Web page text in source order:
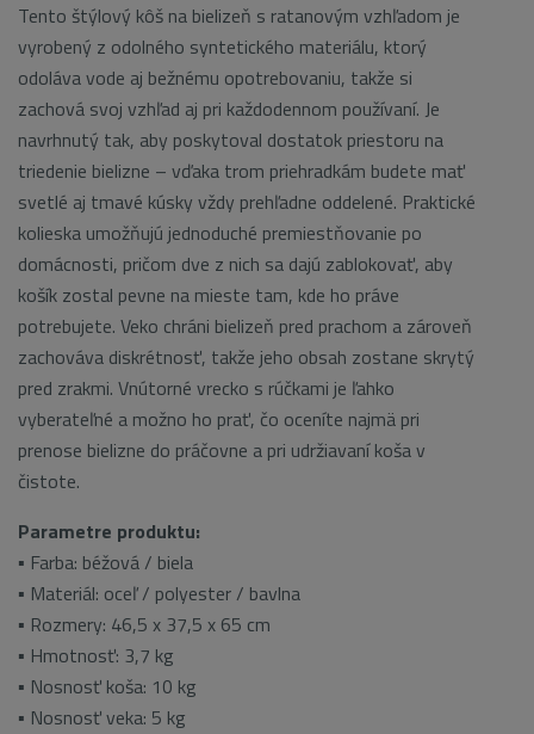
Tento štýlový kôš na bielizeň s ratanovým vzhľadom je
vyrobený z odolného syntetického materiálu, ktorý
odoláva vode aj bežnému opotrebovaniu, takže si
zachová svoj vzhľad aj pri každodennom používaní. Je
navrhnutý tak, aby poskytoval dostatok priestoru na
triedenie bielizne – vďaka trom priehradkám budete mať
svetlé aj tmavé kúsky vždy prehľadne oddelené. Praktické
kolieska umožňujú jednoduché premiestňovanie po
domácnosti, pričom dve z nich sa dajú zablokovať, aby
košík zostal pevne na mieste tam, kde ho práve
potrebujete. Veko chráni bielizeň pred prachom a zároveň
zachováva diskrétnosť, takže jeho obsah zostane skrytý
pred zrakmi. Vnútorné vrecko s rúčkami je ľahko
vyberateľné a možno ho prať, čo oceníte najmä pri
prenose bielizne do práčovne a pri udržiavaní koša v
čistote.
Parametre produktu:
▪ Farba: béžová / biela
▪ Materiál: oceľ / polyester / bavlna
▪ Rozmery: 46,5 x 37,5 x 65 cm
▪ Hmotnosť: 3,7 kg
▪ Nosnosť koša: 10 kg
▪ Nosnosť veka: 5 kg